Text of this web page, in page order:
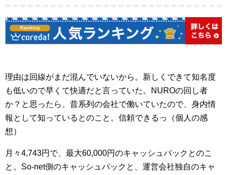
理由は回線がまだ混んでいないから。新しくできて知名度
も低いので早くて快適だと言っていた。NUROの回し者
か？と思ったら、昔系列の会社で働いていたので、身内情
報として知っているとのこと。信頼できるっ（個人の感
想）
月々4,743円で、最大60,000円のキャッシュバックとのこ
と。So-net側のキャッシュバックと、運営会社独自のキャ